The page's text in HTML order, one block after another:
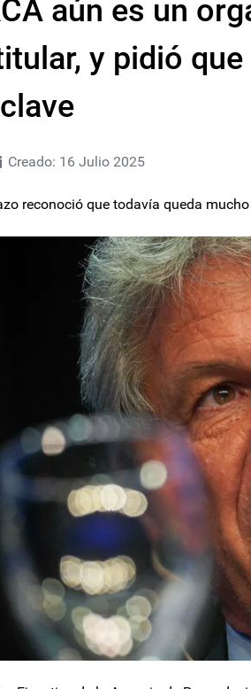
aún es un
y pidió
Creado: 16 Julio 2025
reconoció que todavía queda